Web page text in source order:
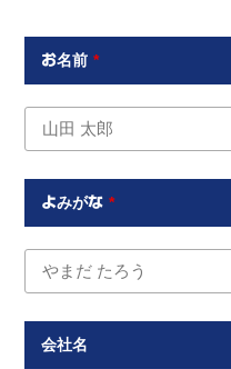
お名前*
よみがな*
会社名